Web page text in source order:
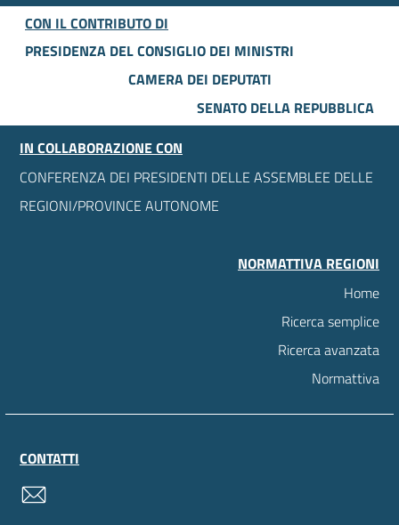
CON IL CONTRIBUTO DI
PRESIDENZA DEL CONSIGLIO DEI MINISTRI
CAMERA DEI DEPUTATI
SENATO DELLA REPUBBLICA
IN COLLABORAZIONE CON
CONFERENZA DEI PRESIDENTI DELLE ASSEMBLEE DELLE
REGIONI/PROVINCE AUTONOME
NORMATTIVA REGIONI
Home
Ricerca semplice
Ricerca avanzata
Normattiva
CONTATTI